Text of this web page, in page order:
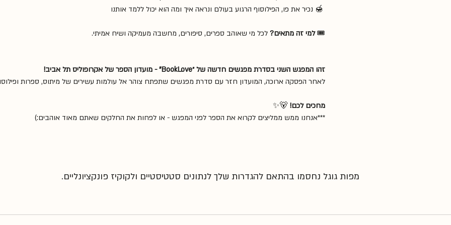
🎟️ למי זה מתאים? לכל מי שאוהב ספרים, סיפורים, מחשבה מעמיקה ושיח אמיתי.
זהו המפגש השני בסדרת מפגשים חדשה של ״BookLove" - מועדון הספר של אקרופוליס תל אביב!
לאחר הפסקה ארוכה, המועדון חזר עם סדרת מפגשים שתפתח צוהר אל עולמות עשירים של מיתוס, ספרות
מחכים לכם! 🐻✨
***אנחנו ממש ממליצים לקרוא את הספר לפני המפגש - או לפחות את החלקים שאתם מאוד אוהבים:)
מפות גוגל נחסמו בהתאם להגדרות שלך לנתונים סטטיסטיים ולקוקיז פונקציונליים.